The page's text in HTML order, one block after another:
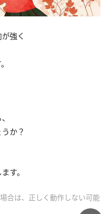
強く
か？
す。
合は、正しく動作しない可能